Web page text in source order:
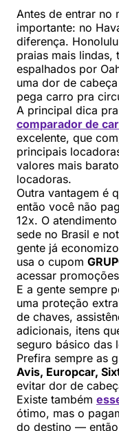
Antes de entrar no
importante: no
diferença.
praias mais lindas,
espalhados por
uma dor de
pega carro pra
A principal dica
comparador de
excelente, que
principais
valores mais
locadoras.
Outra vantagem é
então você não
12x. O
sede no Brasil e
gente já
usa o cupom
acessar
E a gente sempre
uma proteção
de chaves,
adicionais, itens
seguro básico das
Prefira sempre as
Avis, Europcar,
evitar dor de
Existe também
ótimo, mas o
do destino — então